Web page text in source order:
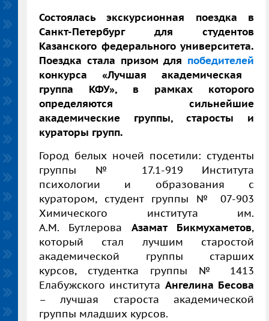
Состоялась экскурсионная поездка в
Санкт-Петербург для студентов
Казанского федерального университета.
Поездка стала призом для победителей
конкурса «Лучшая академическая
группа КФУ», в рамках которого
определяются сильнейшие
академические группы, старосты и
кураторы групп.
Город белых ночей посетили: студенты
группы № 17.1-919 Института
психологии и образования с
куратором, студент группы № 07-903
Химического института им.
А.М. Бутлерова Азамат Бикмухаметов,
который стал лучшим старостой
академической группы старших
курсов, студентка группы № 1413
Елабужского института Ангелина Бесова
– лучшая староста академической
группы младших курсов.